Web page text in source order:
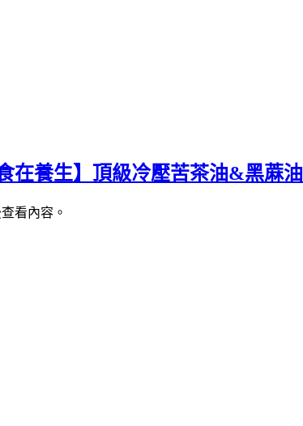
在養生】頂級冷壓苦茶油&黑蔴油
看內容。